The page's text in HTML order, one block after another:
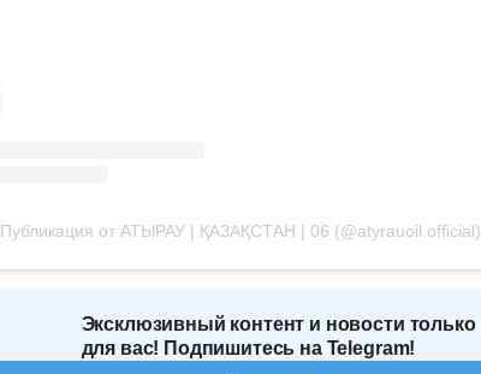
Публикация от АТЫРАУ | ҚАЗАҚСТАН | 06 (@atyrauoil.official)
Эксклюзивный контент и новости только
для вас! Подпишитесь на Telegram!